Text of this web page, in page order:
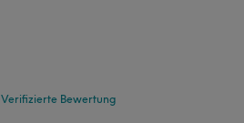
Verifizierte Bewertung